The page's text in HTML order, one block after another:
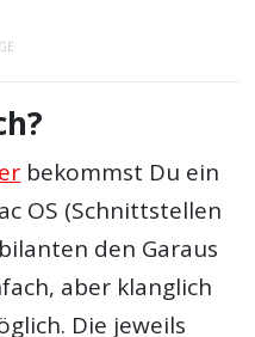
bekommst Du ein
OS (Schnittstellen
den Garaus
aber klanglich
Die jeweils